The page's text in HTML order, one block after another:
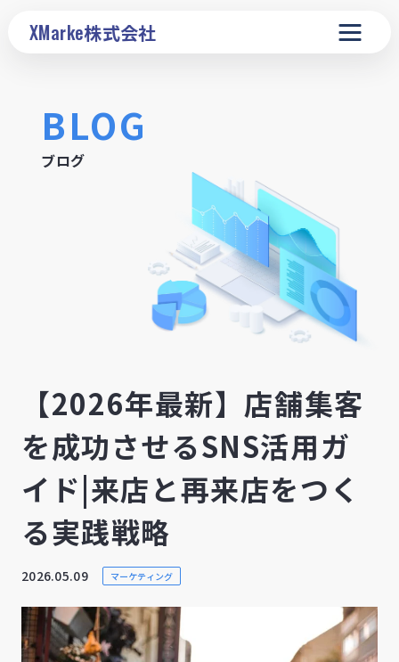
XMarke株式会社
BLOG
ブログ
【2026年最新】店舗集客
を成功させるSNS活用ガ
イド|来店と再来店をつく
る実践戦略
2026.05.09 マーケティング